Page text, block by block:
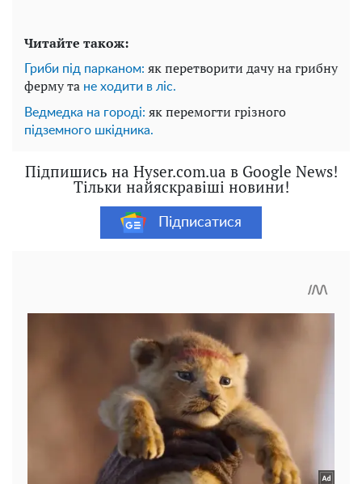
Читайте також:
Гриби під парканом: як перетворити дачу на грибну
ферму та не ходити в ліс.
Ведмедка на городі: як перемогти грізного
підземного шкідника.
Підпишись на Hyser.com.ua в Google News!
Тільки найяскравіші новини!
Підписатися